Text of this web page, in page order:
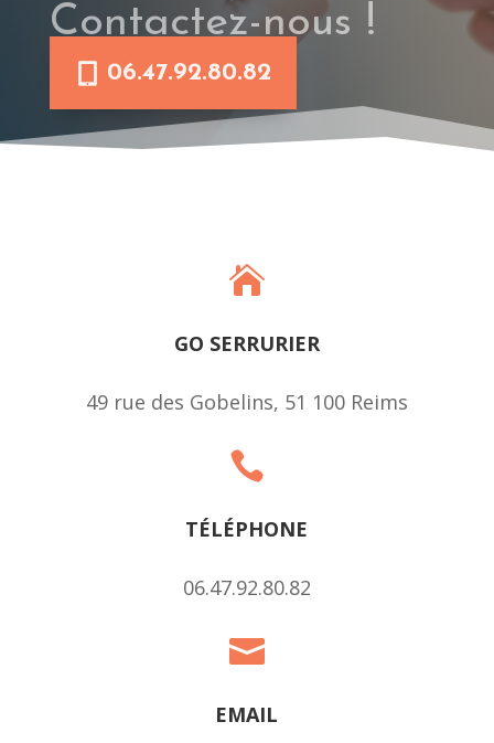
Contactez-nous !
06.47.92.80.82

GO SERRURIER
49 rue des Gobelins, 51 100 Reims

TÉLÉPHONE
06.47.92.80.82

EMAIL